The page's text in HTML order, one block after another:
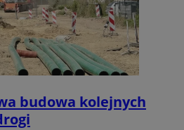
budowa kolejnych